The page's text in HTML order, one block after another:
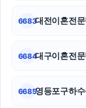
6683대전이혼전
6684대구이혼전
6685영등포구하